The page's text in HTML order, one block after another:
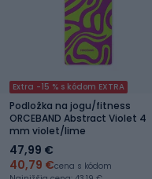
Extra -15 % s kódom EXTRA
Podložka na jogu/fitness
ORCEBAND Abstract Violet 4
mm violet/lime
47,99 €
40,79 €cena s kódom